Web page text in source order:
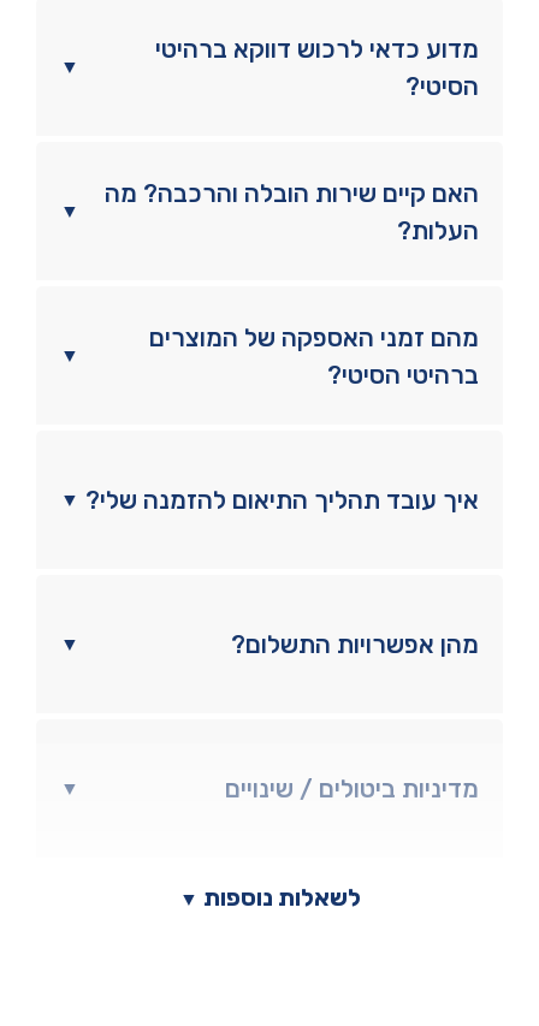
▼
מדוע כדאי לרכוש דווקא ברהיטי
הסיטי?
▼
האם קיים שירות הובלה והרכבה? מה
העלות?
▼
מהם זמני האספקה של המוצרים
ברהיטי הסיטי?
▼ איך עובד תהליך התיאום להזמנה שלי?
▼ מהן אפשרויות התשלום?
▼ מדיניות ביטולים / שינויים
▼ לשאלות נוספות